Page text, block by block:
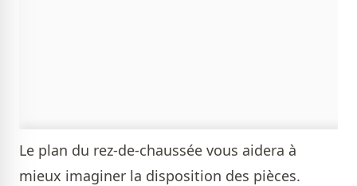
Le plan du rez-de-chaussée vous aidera à
mieux imaginer la disposition des pièces.